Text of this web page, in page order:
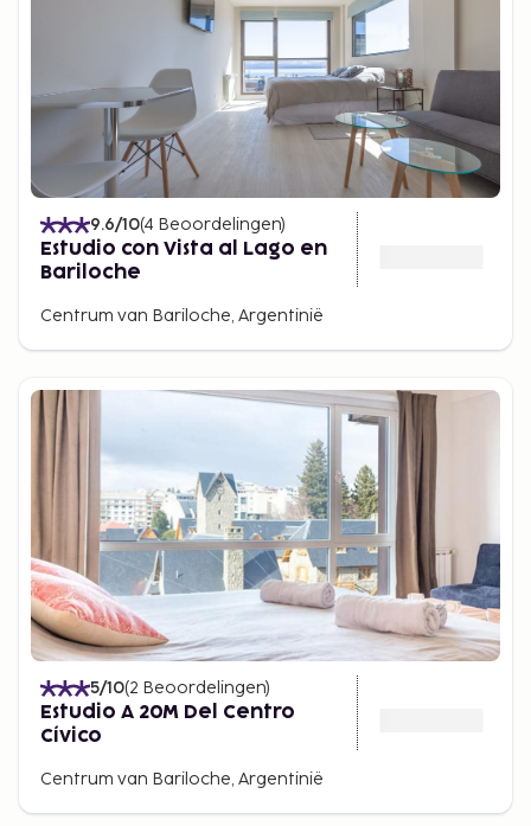
9.6/10(4 Beoordelingen)
Estudio con Vista al Lago en
Bariloche
Centrum van Bariloche, Argentinië
5/10(2 Beoordelingen)
Estudio A 20M Del Centro
Cívico
Centrum van Bariloche, Argentinië